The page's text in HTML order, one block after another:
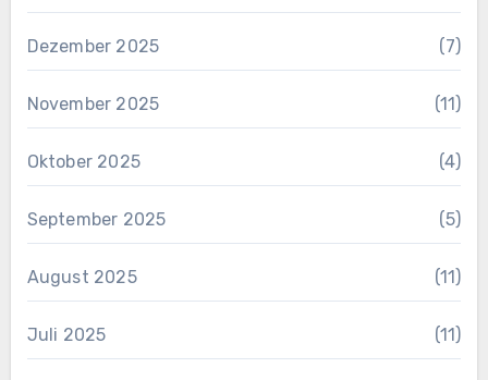
Dezember 2025 (7)
November 2025 (11)
Oktober 2025 (4)
September 2025 (5)
August 2025 (11)
Juli 2025 (11)